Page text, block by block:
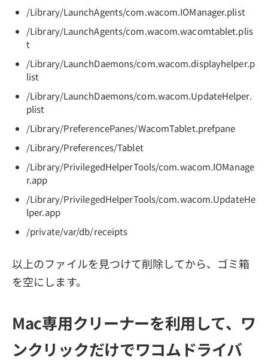
/Library/LaunchAgents/com.wacom.IOManager.plist
/Library/LaunchAgents/com.wacom.wacomtablet.plis
t
/Library/LaunchDaemons/com.wacom.displayhelper.p
list
/Library/LaunchDaemons/com.wacom.UpdateHelper.
plist
/Library/PreferencePanes/WacomTablet.prefpane
/Library/Preferences/Tablet
/Library/PrivilegedHelperTools/com.wacom.IOManage
r.app
/Library/PrivilegedHelperTools/com.wacom.UpdateHe
lper.app
/private/var/db/receipts
以上のファイルを見つけて削除してから、ゴミ箱
を空にします。
Mac専用クリーナーを利用して、ワ
ンクリックだけでワコムドライバ